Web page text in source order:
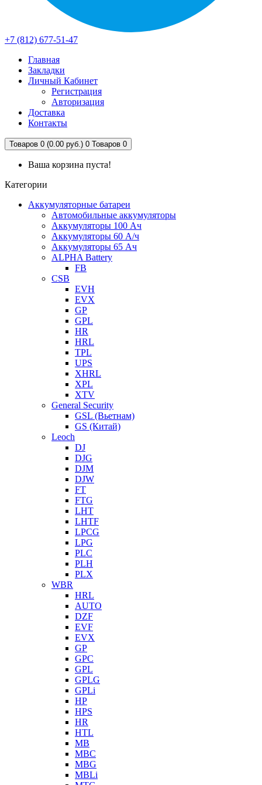
+7 (812) 677-51-47
Главная
Закладки
Личный Кабинет
Регистрация
Авторизация
Доставка
Контакты
Товаров 0 (0.00 руб.) 0 Товаров 0
Ваша корзина пуста!
Категории
Аккумуляторные батареи
Автомобильные аккумуляторы
Аккумуляторы 100 Ач
Аккумуляторы 60 А/ч
Аккумуляторы 65 Ач
ALPHA Battery
FB
CSB
EVH
EVX
GP
GPL
HR
HRL
TPL
UPS
XHRL
XPL
XTV
General Security
GSL (Вьетнам)
GS (Китай)
Leoch
DJ
DJG
DJM
DJW
FT
FTG
LHT
LHTF
LPCG
LPG
PLC
PLH
PLX
WBR
HRL
AUTO
DZF
EVF
EVX
GP
GPC
GPL
GPLG
GPLi
HP
HPS
HR
HTL
MB
MBC
MBG
MBLi